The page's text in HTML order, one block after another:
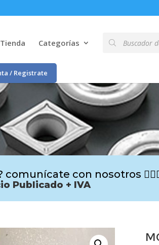
Tienda Categorías de
productos
/ Registrate
con nosotros
Publicado + IVA